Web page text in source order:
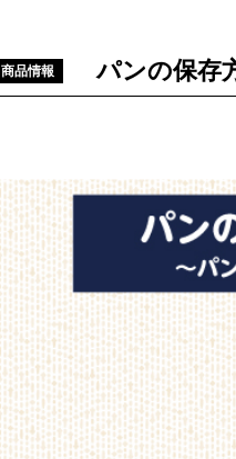
商品情報 パンの保存